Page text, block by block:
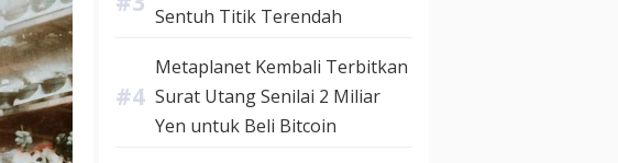
Sentuh Titik Terendah
Metaplanet Kembali Terbitkan
Surat Utang Senilai 2 Miliar
Yen untuk Beli Bitcoin